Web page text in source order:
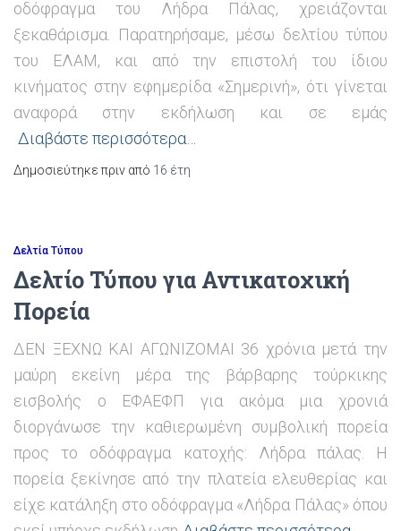
οδόφραγμα του Λήδρα Πάλας, χρειάζονται
ξεκαθάρισμα. Παρατηρήσαμε, μέσω δελτίου τύπου
του ΕΛΑΜ, και από την επιστολή του ίδιου
κινήματος στην εφημερίδα «Σημερινή», ότι γίνεται
αναφορά στην εκδήλωση και σε εμάς
Διαβάστε περισσότερα…
Δημοσιεύτηκε πριν από 16 έτη
Δελτία Τύπου
Δελτίο Τύπου για Αντικατοχική
Πορεία
ΔΕΝ ΞΕΧΝΩ ΚΑΙ ΑΓΩΝΙΖΟΜΑΙ 36 χρόνια μετά την
μαύρη εκείνη μέρα της βάρβαρης τούρκικης
εισβολής ο ΕΦΑΕΦΠ για ακόμα μια χρονιά
διοργάνωσε την καθιερωμένη συμβολική πορεία
προς το οδόφραγμα κατοχής: Λήδρα πάλας. Η
πορεία ξεκίνησε από την πλατεία ελευθερίας και
είχε κατάληξη στο οδόφραγμα «Λήδρα Πάλας» όπου